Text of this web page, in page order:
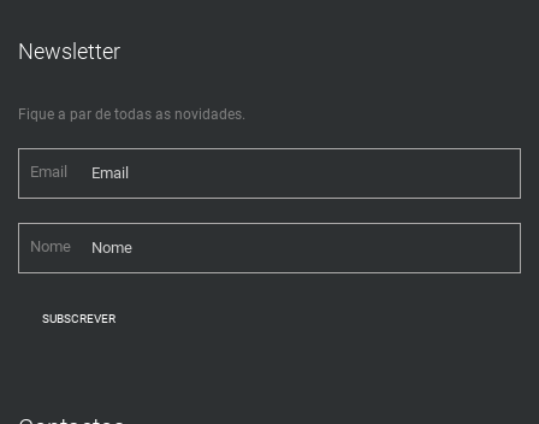
Newsletter
Fique a par de todas as novidades.
Email
Nome
SUBSCREVER